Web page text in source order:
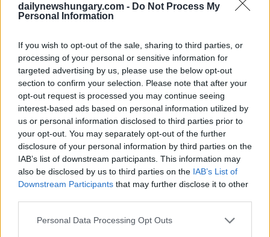
dailynewshungary.com - Do Not Process My
Personal Information
If you wish to opt-out of the sale, sharing to third parties, or
processing of your personal or sensitive information for
targeted advertising by us, please use the below opt-out
section to confirm your selection. Please note that after your
opt-out request is processed you may continue seeing
interest-based ads based on personal information utilized by
us or personal information disclosed to third parties prior to
your opt-out. You may separately opt-out of the further
disclosure of your personal information by third parties on the
IAB’s list of downstream participants. This information may
also be disclosed by us to third parties on the IAB’s List of
Downstream Participants that may further disclose it to other
Please note that this website/app uses one or more Google
Personal Data Processing Opt Outs
July 18, 2026
ULTIME NOTIZIE: Il primo ministro ungherese Magyar
propone di abbassare l’età di voto a 16 anni